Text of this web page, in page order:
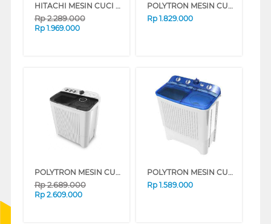
HITACHI MESIN CUCI 2 TABUNG SEMI AUTO WASHER 9 KG LTT09JWTMRG
Rp2.289.000
Rp 1.969.000
POLYTRON MESIN CUCI 2 TABUNG SEMI AUTO WASHER 9 KG PWM9072B
Rp 1.829.000
POLYTRON MESIN CUCI 2 TABUNG SEMI AUTO WASHER 14 KG PWM1403X
Rp2.689.000
Rp 2.609.000
POLYTRON MESIN CUCI 2 TABUNG SEMI AUTO WASHER 8 KG PWM8072B
Rp 1.589.000